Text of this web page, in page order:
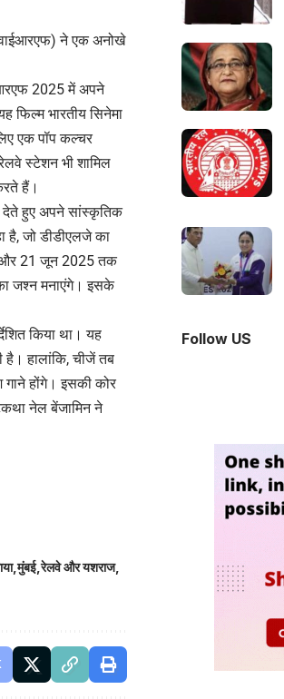
ने एक अनोखे
2025 में अपने
फिल्म भारतीय सिनेमा
एक पॉप कल्चर
स्टेशन भी शामिल
हैं।
देते हुए अपने सांस्कृतिक
है, जो डीडीएलजे का
और 21 जून 2025 तक
जश्न मनाएंगे। इसके
किया था। यह
है। हालांकि, चीजें तब
होंगे। इसकी कोर
नेल बेंजामिन ने
मुंबई रेलवे और यशराज
Follow US